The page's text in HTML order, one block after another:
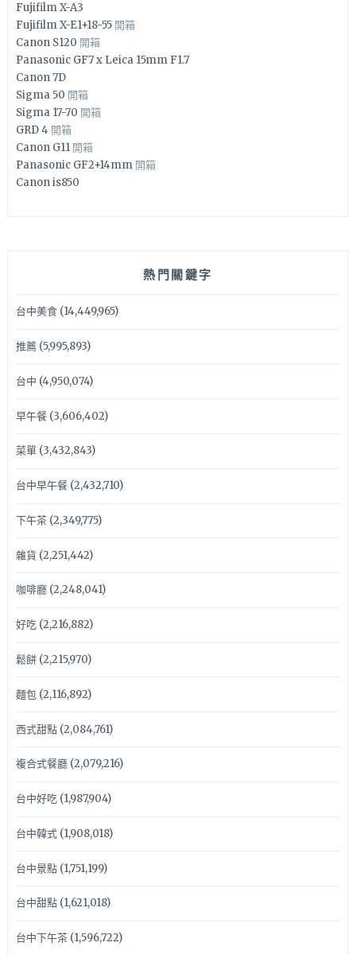
Fujifilm X-A3
Fujifilm X-E1+18-55 開箱
Canon S120 開箱
Panasonic GF7 x Leica 15mm F1.7
Canon 7D
Sigma 50 開箱
Sigma 17-70 開箱
GRD 4 開箱
Canon G11 開箱
Panasonic GF2+14mm 開箱
Canon is850
熱門關鍵字
台中美食(14,449,965)
推薦(5,995,893)
台中 (4,950,074)
早午餐(3,606,402)
菜單(3,432,843)
台中早午餐(2,432,710)
下午茶(2,349,775)
雜貨 (2,251,442)
咖啡廳(2,248,041)
好吃(2,216,882)
鬆餅(2,215,970)
麵包(2,116,892)
西式甜點(2,084,761)
複合式餐廳(2,079,216)
台中好吃(1,987,904)
台中韓式(1,908,018)
台中景點(1,751,199)
台中甜點(1,621,018)
台中下午茶(1,596,722)